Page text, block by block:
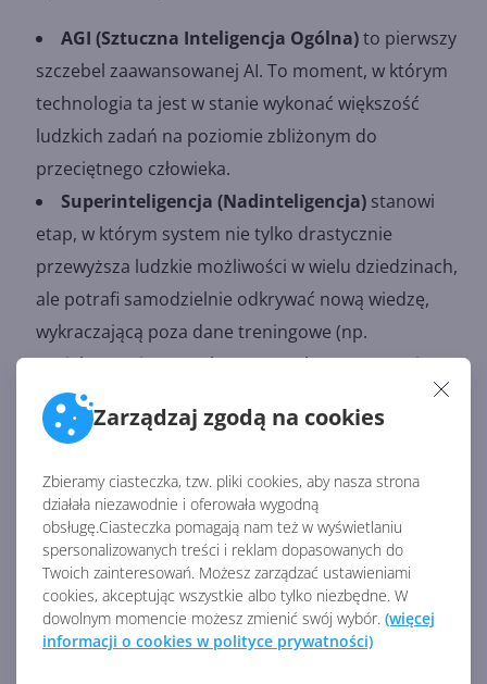
Zarządzaj zgodą na cookies
Zbieramy ciasteczka, tzw. pliki cookies, aby nasza strona
działała niezawodnie i oferowała wygodną
obsługę.Ciasteczka pomagają nam też w wyświetlaniu
spersonalizowanych treści i reklam dopasowanych do
Twoich zainteresowań. Możesz zarządzać ustawieniami
cookies, akceptując wszystkie albo tylko niezbędne. W
dowolnym momencie możesz zmienić swój wybór. (więcej
informacji o cookies w polityce prywatności)
AGI (Sztuczna Inteligencja Ogólna)to pierwszy
szczebel zaawansowanej AI. To moment, w którym
technologia ta jest w stanie wykonać większość
ludzkich zadań na poziomie zbliżonym do
przeciętnego człowieka.
Superinteligencja (Nadinteligencja) stanowi
etap, w którym system nie tylko drastycznie
przewyższa ludzkie możliwości w wielu dziedzinach,
ale potrafi samodzielnie odkrywać nową wiedzę,
wykraczającą poza dane treningowe (np.
projektowanie nowych cząsteczek czy tworzenie
nieznanych dotąd materiałów).
Technologiczna osobliwość (Singularity)
osiągnięciu tego punktu system uzyskuje zdolność
do rekurencyjnego, nieskończonego i wykładniczego
samodoskonalenia się.
Suleyman do tego ostatniego, hipotetycznego etapu
odniósł się z dystansem, przyznając, że koncepcja